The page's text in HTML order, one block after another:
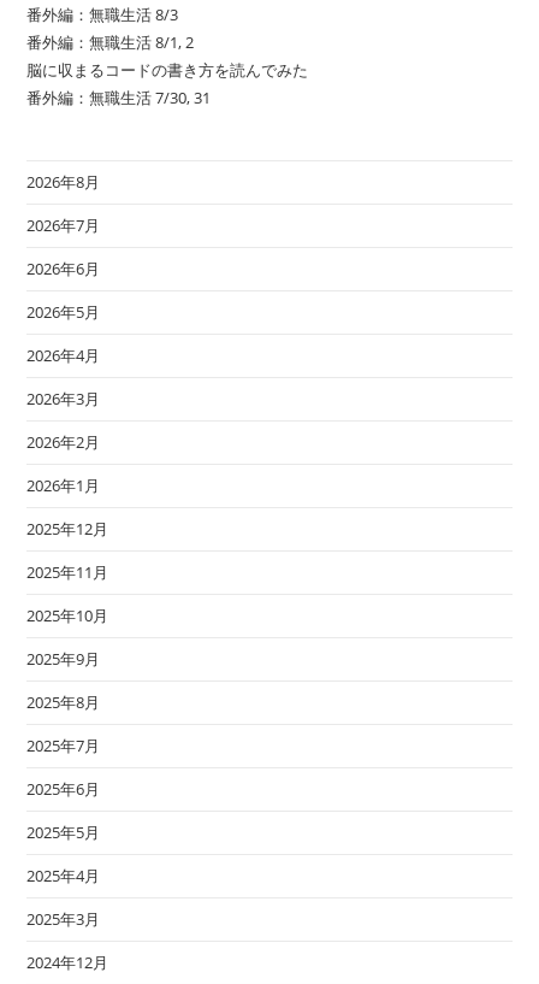
番外編：無職生活 8/3
番外編：無職生活 8/1, 2
脳に収まるコードの書き方を読んでみた
番外編：無職生活 7/30, 31
2026年8月
2026年7月
2026年6月
2026年5月
2026年4月
2026年3月
2026年2月
2026年1月
2025年12月
2025年11月
2025年10月
2025年9月
2025年8月
2025年7月
2025年6月
2025年5月
2025年4月
2025年3月
2024年12月